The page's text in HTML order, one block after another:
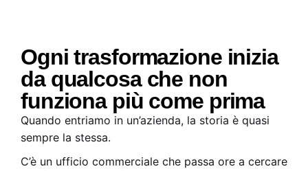
Ogni trasformazione inizia
da qualcosa che non
funziona più come prima
Quando entriamo in un’azienda, la storia è quasi
sempre la stessa.
C’è un ufficio commerciale che passa ore a cercare